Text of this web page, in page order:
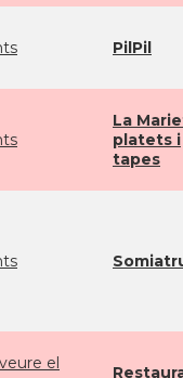
PilPil
La
platets i
tapes
el